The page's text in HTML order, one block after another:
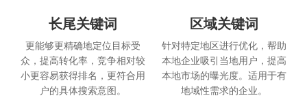
长尾关键词
更能够更精确地定位目标受
众，提高转化率，竞争相对较
小更容易获得排名，更符合用
户的具体搜索意图。
区域关键词
针对特定地区进行优化，帮助
本地企业吸引当地用户，提高
本地市场的曝光度。适用于有
地域性需求的企业。